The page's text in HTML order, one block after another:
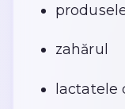
zahărul
lactatele